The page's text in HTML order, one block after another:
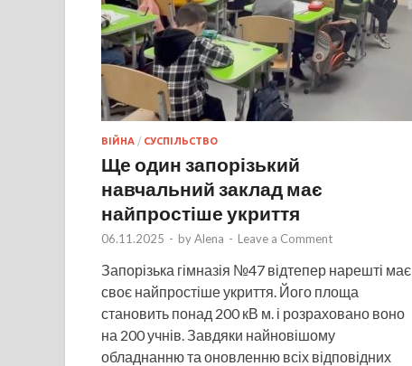
ВІЙНА / СУСПІЛЬСТВО
Ще один запорізький
навчальний заклад має
найпростіше укриття
06.11.2025 - byAlena - Leave a Comment
Запорізька гімназія №47 відтепер нарешті має
своє найпростіше укриття. Його площа
становить понад 200 кВ м. і розраховано воно
на 200 учнів. Завдяки найновішому
обладнанню та оновленню всіх відповідних